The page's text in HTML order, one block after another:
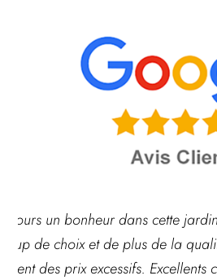
pas
Très belle jardinerie,
d’arbustes mais
accessoires de jardin.